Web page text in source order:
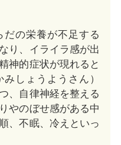
の栄養が不足する
り、イライラ感が出
神的症状が現れると
しょうようさん）
、自律神経を整える
やのぼせ感がある中
、不眠、冷えといっ